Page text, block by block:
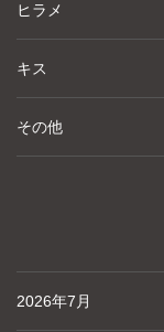
ヒラメ
キス
その他
2026年7月